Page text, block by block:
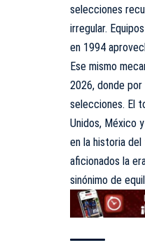
selecciones
irregular.
en 1994
Ese mismo
2026, donde
selecciones. El
Unidos, México
en la historia del
aficionados la
sinónimo de